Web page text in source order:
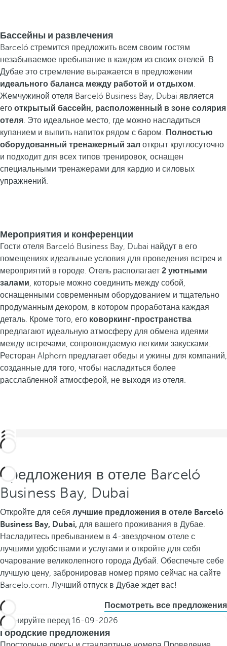
Бассейны и развлечения
Barceló стремится предложить всем своим гостям
незабываемое пребывание в каждом из своих отелей. В
Дубае это стремление выражается в предложении
идеального баланса между работой и отдыхом.
Жемчужиной отеля Barceló Business Bay, Dubai является
его открытый бассейн, расположенный в зоне солярия
отеля. Это идеальное место, где можно насладиться
купанием и выпить напиток рядом с баром. Полностью
оборудованный тренажерный зал открыт круглосуточно
и подходит для всех типов тренировок, оснащен
специальными тренажерами для кардио и силовых
упражнений.
Мероприятия и конференции
Гости отеля Barceló Business Bay, Dubai найдут в его
помещениях идеальные условия для проведения встреч и
мероприятий в городе. Отель располагает 2 уютными
залами, которые можно соединить между собой,
оснащенными современным оборудованием и тщательно
продуманным декором, в котором проработана каждая
деталь. Кроме того, его коворкинг-пространства
предлагают идеальную атмосферу для обмена идеями
между встречами, сопровождаемую легкими закусками.
Ресторан Alphorn предлагает обеды и ужины для компаний,
созданные для того, чтобы насладиться более
расслабленной атмосферой, не выходя из отеля.
Предложения в отеле Barceló
Business Bay, Dubai
Откройте для себя лучшие предложения в отеле Barceló
Business Bay, Dubai, для вашего проживания в Дубае.
Насладитесь пребыванием в 4-звездочном отеле с
лучшими удобствами и услугами и откройте для себя
очарование великолепного города Дубай. Обеспечьте себе
лучшую цену, забронировав номер прямо сейчас на сайте
Barcelo.com. Лучший отпуск в Дубае ждет вас!
Посмотреть все предложения
Бронируйте перед 16-09-2026
Городские предложения